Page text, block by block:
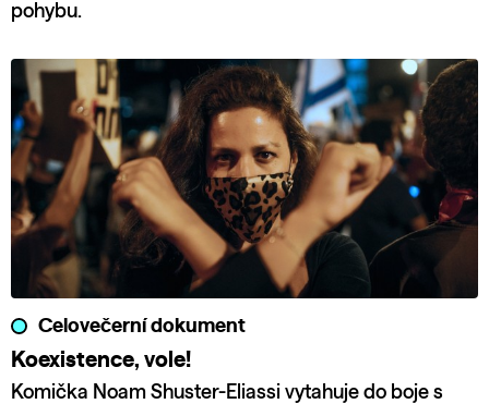
pohybu.
Celovečerní dokument
Koexistence, vole!
Komička Noam Shuster-Eliassi vytahuje do boje s